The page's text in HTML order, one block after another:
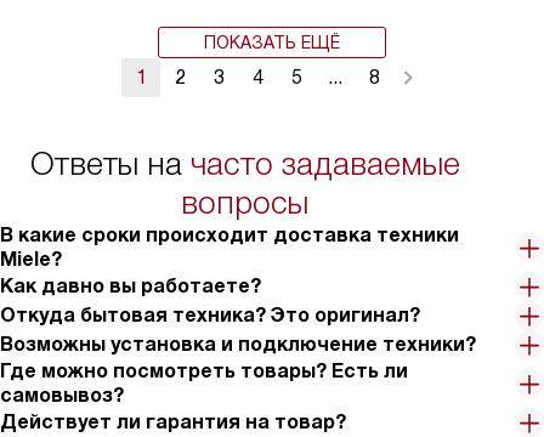
ПОКАЗАТЬ ЕЩЁ
1 2 3 4 5 ... 8
Ответы на часто задаваемые
вопросы
В какие сроки происходит доставка техники
Miele?
Как давно вы работаете?
Откуда бытовая техника? Это оригинал?
Возможны установка и подключение техники?
Где можно посмотреть товары? Есть ли
самовывоз?
Действует ли гарантия на товар?